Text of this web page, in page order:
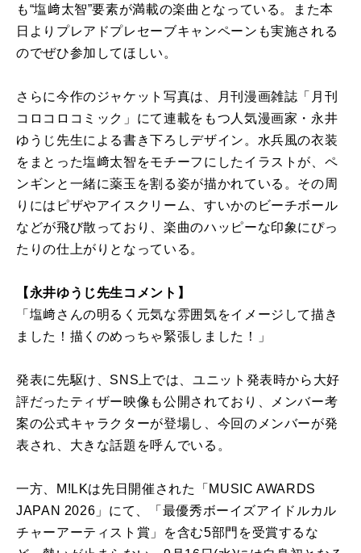
も“塩﨑太智”要素が満載の楽曲となっている。また本
日よりプレアドプレセーブキャンペーンも実施される
のでぜひ参加してほしい。
さらに今作のジャケット写真は、月刊漫画雑誌「月刊
コロコロコミック」にて連載をもつ人気漫画家・永井
ゆうじ先生による書き下ろしデザイン。水兵風の衣装
をまとった塩﨑太智をモチーフにしたイラストが、ペ
ンギンと一緒に薬玉を割る姿が描かれている。その周
りにはピザやアイスクリーム、すいかのビーチボール
などが飛び散っており、楽曲のハッピーな印象にぴっ
たりの仕上がりとなっている。
【永井ゆうじ先生コメント】
「塩﨑さんの明るく元気な雰囲気をイメージして描き
ました！描くのめっちゃ緊張しました！」
発表に先駆け、SNS上では、ユニット発表時から大好
評だったティザー映像も公開されており、メンバー考
案の公式キャラクターが登場し、今回のメンバーが発
表され、大きな話題を呼んでいる。
一方、M!LKは先日開催された「MUSIC AWARDS
JAPAN 2026」にて、「最優秀ボーイズアイドルカル
チャーアーティスト賞」を含む5部門を受賞するな